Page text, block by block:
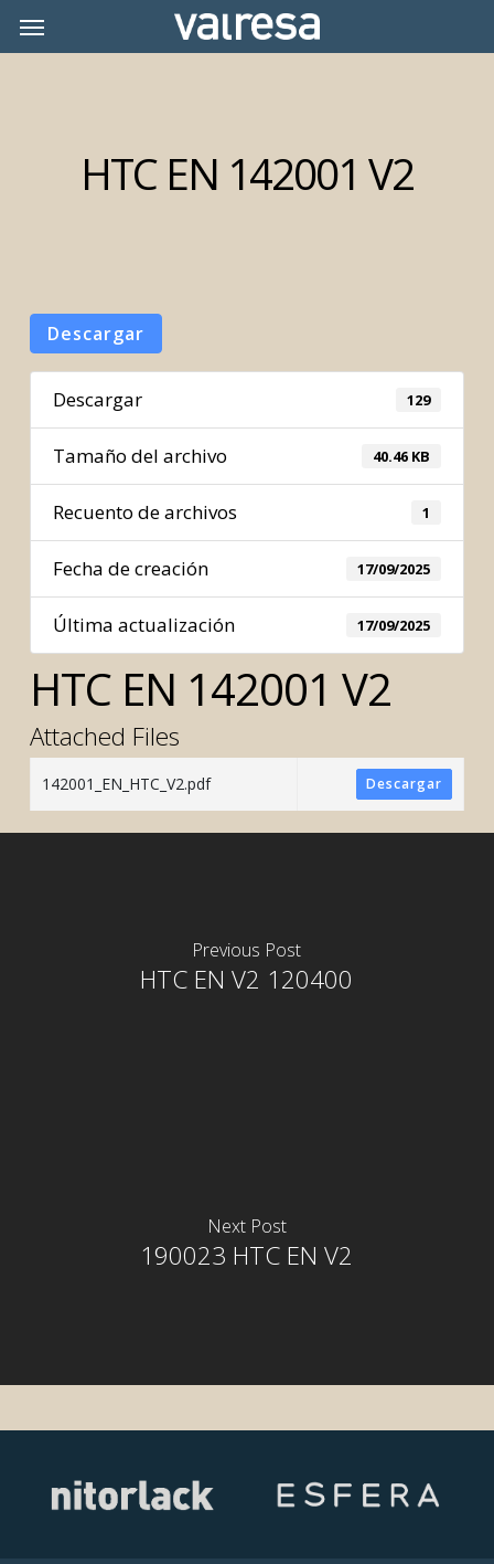
Menu
HTC EN 142001 V2
Descargar
Descargar 129
Tamaño del archivo 40.46 KB
Recuento de archivos 1
Fecha de creación 17/09/2025
Última actualización 17/09/2025
HTC EN 142001 V2
Attached Files
142001_EN_HTC_V2.pdf Descargar
Previous Post
HTC EN V2 120400
Next Post
190023 HTC EN V2